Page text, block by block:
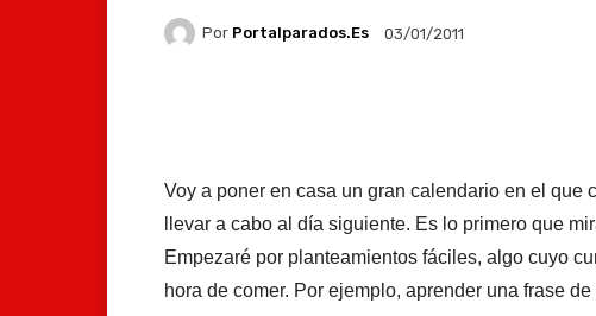
Por Portalparados.es 03/01/2011
Voy a poner en casa un gran calendario en el
llevar a cabo al día siguiente. Es lo primero que
Empezaré por planteamientos fáciles, algo cuyo
hora de comer. Por ejemplo, aprender una frase